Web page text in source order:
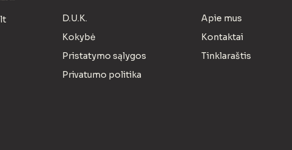
D.U.K.
Kokybė
Pristatymo sąlygos
Privatumo politika
Apie mus
Kontaktai
Tinklaraštis